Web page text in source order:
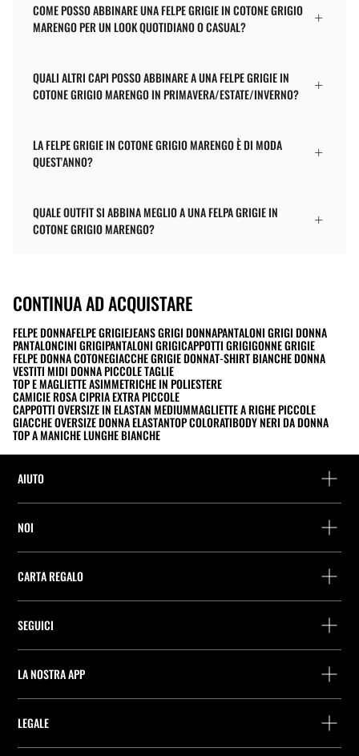
COME POSSO ABBINARE UNA FELPE GRIGIE IN COTONE GRIGIO
MARENGO PER UN LOOK QUOTIDIANO O CASUAL?
QUALI ALTRI CAPI POSSO ABBINARE A UNA FELPE GRIGIE IN
COTONE GRIGIO MARENGO IN PRIMAVERA/ESTATE/INVERNO?
LA FELPE GRIGIE IN COTONE GRIGIO MARENGO È DI MODA
QUEST'ANNO?
QUALE OUTFIT SI ABBINA MEGLIO A UNA FELPA GRIGIE IN
COTONE GRIGIO MARENGO?
CONTINUA AD ACQUISTARE
FELPE DONNAFELPE GRIGIEJEANS GRIGI DONNAPANTALONI GRIGI DONNA
PANTALONCINI GRIGIPANTALONI GRIGICAPPOTTI GRIGIGONNE GRIGIE
FELPE DONNA COTONEGIACCHE GRIGIE DONNAT-SHIRT BIANCHE DONNA
VESTITI MIDI DONNA PICCOLE TAGLIE
TOP E MAGLIETTE ASIMMETRICHE IN POLIESTERE
CAMICIE ROSA CIPRIA EXTRA PICCOLE
CAPPOTTI OVERSIZE IN ELASTAN MEDIUMMAGLIETTE A RIGHE PICCOLE
GIACCHE OVERSIZE DONNA ELASTANTOP COLORATIBODY NERI DA DONNA
TOP A MANICHE LUNGHE BIANCHE
AIUTO
Rintraccia il tuo ordine
Ricerca dei punti di consegna
Preferenze per i cookie
NOI
Società
Company Profile
CARTA REGALO
Acquisto Carta Regalo
SEGUICI
LA NOSTRA APP
LEGALE